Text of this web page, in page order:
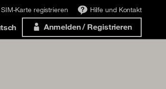
Karte registrieren Hilfe und Kontakt
Anmelden / Registrieren